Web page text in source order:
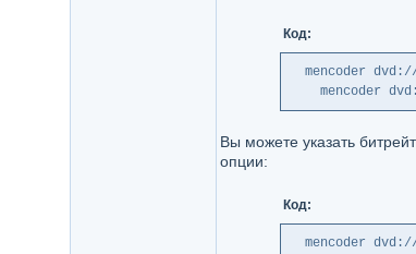
Код:
mencoder
mencoder
Вы можете указать
опции:
Код:
mencoder